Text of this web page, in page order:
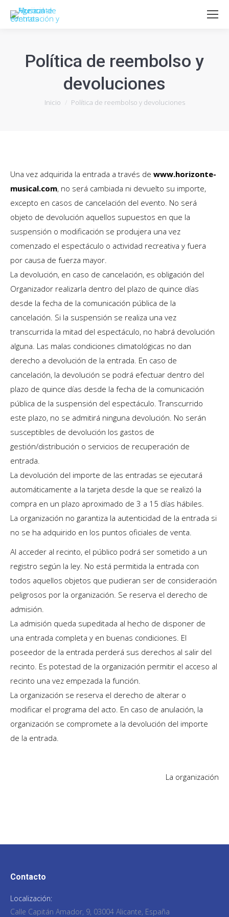
Política de reembolso y
devoluciones
Estás aquí:
Inicio Política de reembolso y devoluciones
Una vez adquirida la entrada a través de www.horizonte-
musical.com, no será cambiada ni devuelto su importe,
excepto en casos de cancelación del evento. No será
objeto de devolución aquellos supuestos en que la
suspensión o modificación se produjera una vez
comenzado el espectáculo o actividad recreativa y fuera
por causa de fuerza mayor.
La devolución, en caso de cancelación, es obligación del
Organizador realizarla dentro del plazo de quince días
desde la fecha de la comunicación pública de la
cancelación. Si la suspensión se realiza una vez
transcurrida la mitad del espectáculo, no habrá devolución
alguna. Las malas condiciones climatológicas no dan
derecho a devolución de la entrada. En caso de
cancelación, la devolución se podrá efectuar dentro del
plazo de quince días desde la fecha de la comunicación
pública de la suspensión del espectáculo. Transcurrido
este plazo, no se admitirá ninguna devolución. No serán
susceptibles de devolución los gastos de
gestión/distribución o servicios de recuperación de
entrada.
La devolución del importe de las entradas se ejecutará
automáticamente a la tarjeta desde la que se realizó la
compra en un plazo aproximado de 3 a 15 días hábiles.
La organización no garantiza la autenticidad de la entrada si
no se ha adquirido en los puntos oficiales de venta.
Al acceder al recinto, el público podrá ser sometido a un
registro según la ley. No está permitida la entrada con
todos aquellos objetos que pudieran ser de consideración
peligrosos por la organización. Se reserva el derecho de
admisión.
La admisión queda supeditada al hecho de disponer de
una entrada completa y en buenas condiciones. El
poseedor de la entrada perderá sus derechos al salir del
recinto. Es potestad de la organización permitir el acceso al
recinto una vez empezada la función.
La organización se reserva el derecho de alterar o
modificar el programa del acto. En caso de anulación, la
organización se compromete a la devolución del importe
de la entrada.
La organización
Contacto
Localización:
Calle Capitán Amador, 9, 03004 Alicante, España